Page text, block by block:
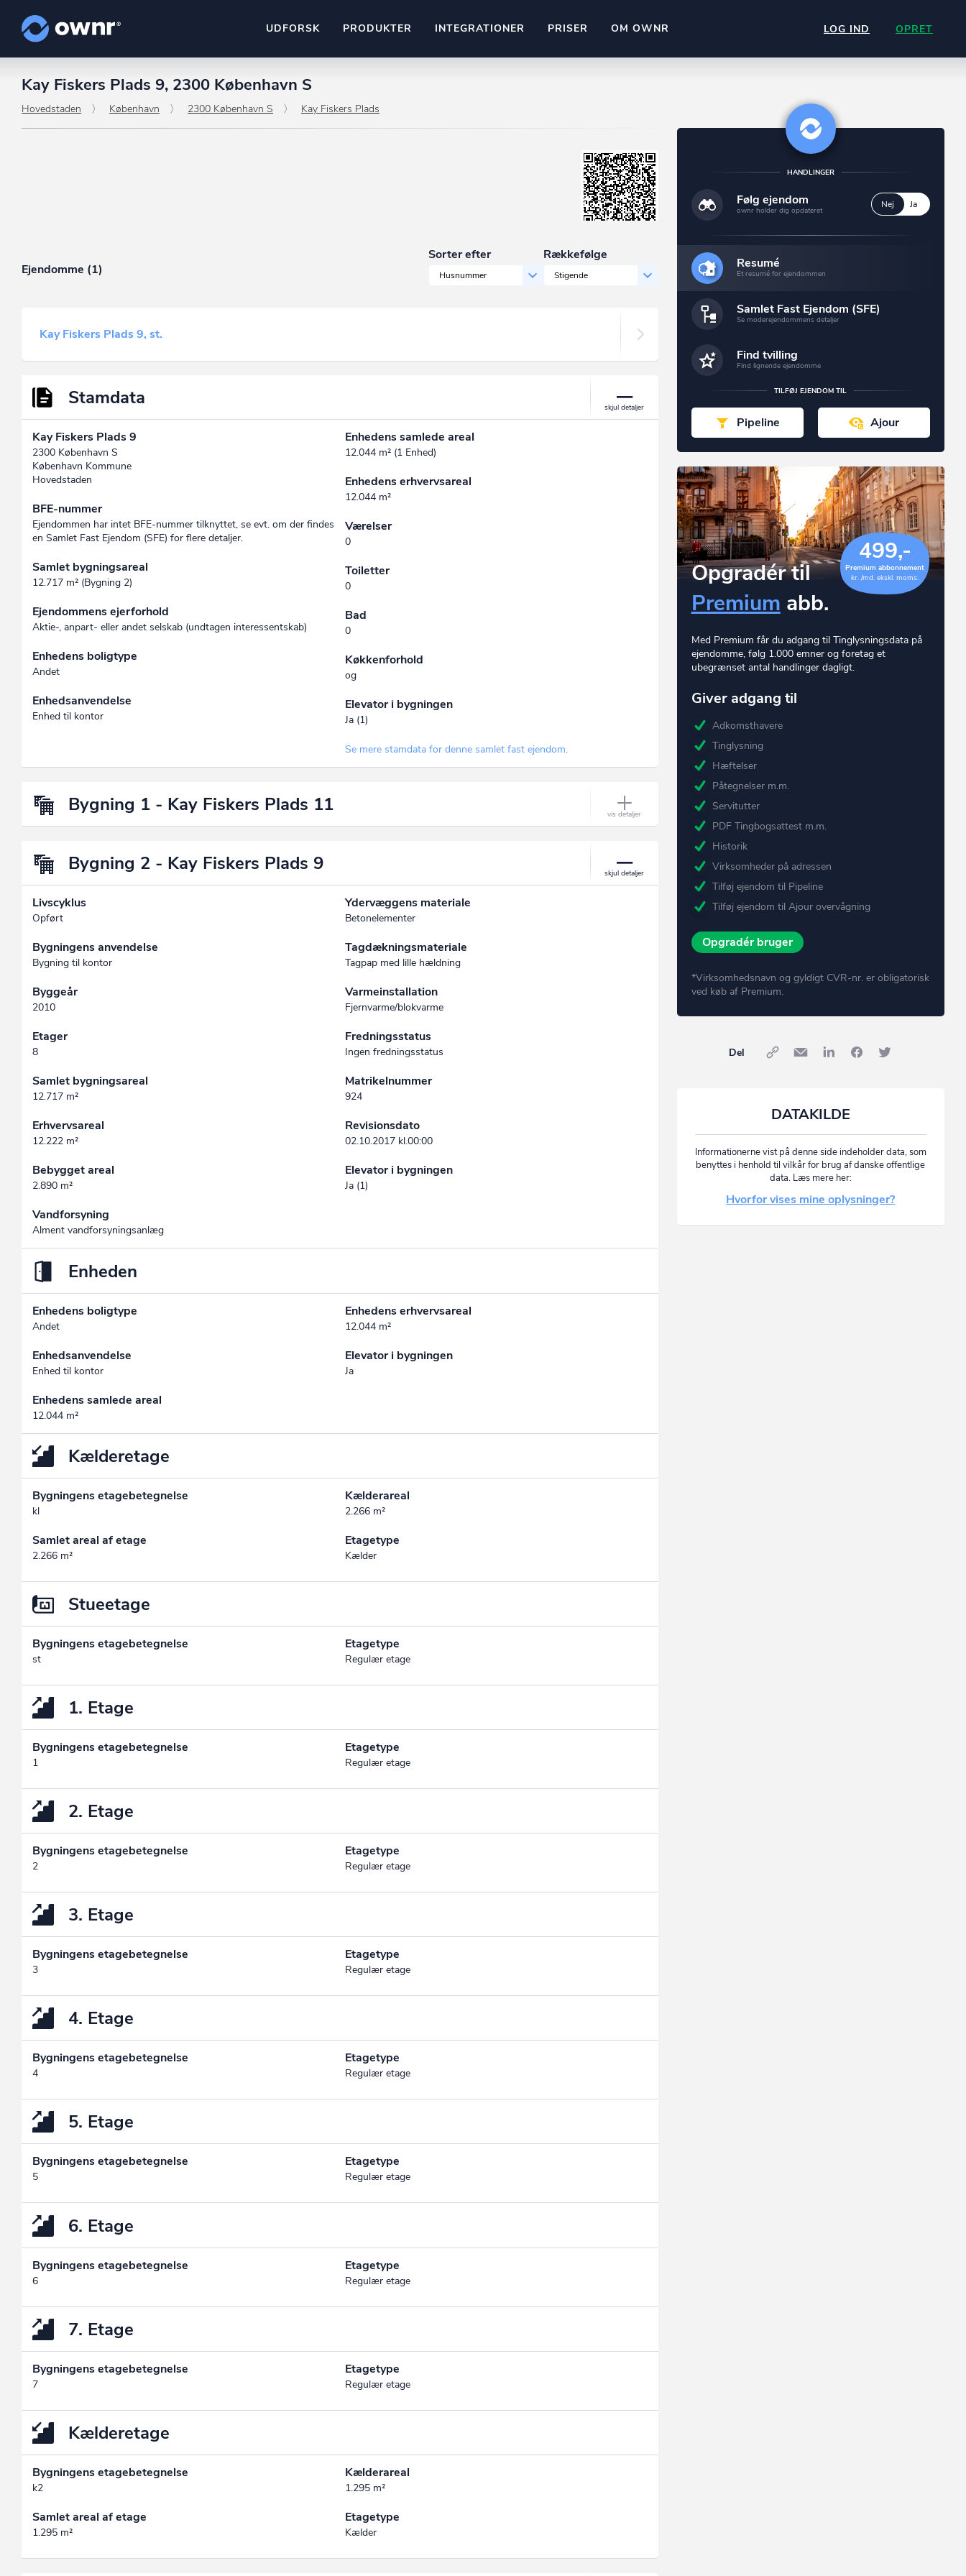
UDFORSK PRODUKTER
ownr Insights
INTEGRATIONER PRISER OM OWNR LOG IND OPRET
Kay Fiskers Plads 9, 2300 København S
Hovedstaden København 2300 København S Kay Fiskers Plads
Ejendomme (1)
Sorter efter
Husnummer
Rækkefølge
Stigende
Kay Fiskers Plads 9, st.
Stamdata
Kay Fiskers Plads 9
2300 København S
København Kommune
Hovedstaden
BFE-nummer
Ejendommen har intet BFE-nummer tilknyttet, se evt. om der findes
en Samlet Fast Ejendom (SFE) for flere detaljer.
Samlet bygningsareal
12.717 m² (Bygning 2)
Ejendommens ejerforhold
Aktie-, anpart- eller andet selskab (undtagen interessent­skab)
Enhedens boligtype
Andet
Enhedsanvendelse
Enhed til kontor
Enhedens samlede areal
12.044 m² (1 Enhed)
Enhedens erhvervsareal
12.044 m²
Værelser
0
Toiletter
0
Bad
0
Køkkenforhold
og
Elevator i bygningen
Ja (1)
Se mere stamdata for denne samlet fast ejendom.
Bygning 1 - Kay Fiskers Plads 11
Bygning 2 - Kay Fiskers Plads 9
Livscyklus
Opført
Bygningens anvendelse
Bygning til kontor
Byggeår
2010
Etager
8
Samlet bygningsareal
12.717 m²
Erhvervsareal
12.222 m²
Bebygget areal
2.890 m²
Vandforsyning
Alment vandforsyningsanlæg
Ydervæggens materiale
Betonelementer
Tagdækningsmateriale
Tagpap med lille hældning
Varmeinstallation
Fjernvarme/blokvarme
Fredningsstatus
Ingen fredningsstatus
Matrikelnummer
924
Revisionsdato
02.10.2017 kl.00:00
Elevator i bygningen
Ja (1)
Enheden
Enhedens boligtype
Andet
Enhedsanvendelse
Enhed til kontor
Enhedens samlede areal
12.044 m²
Enhedens erhvervsareal
12.044 m²
Elevator i bygningen
Ja
Kælderetage
Bygningens etagebetegnelse
kl
Samlet areal af etage
2.266 m²
Kælderareal
2.266 m²
Etagetype
Kælder
Stueetage
Bygningens etagebetegnelse
st
Etagetype
Regulær etage
1. Etage
Bygningens etagebetegnelse
1
Etagetype
Regulær etage
2. Etage
Bygningens etagebetegnelse
2
Etagetype
Regulær etage
3. Etage
Bygningens etagebetegnelse
3
Etagetype
Regulær etage
4. Etage
Bygningens etagebetegnelse
4
Etagetype
Regulær etage
5. Etage
Bygningens etagebetegnelse
5
Etagetype
Regulær etage
6. Etage
Bygningens etagebetegnelse
6
Etagetype
Regulær etage
7. Etage
Bygningens etagebetegnelse
7
Etagetype
Regulær etage
Kælderetage
Bygningens etagebetegnelse
k2
Samlet areal af etage
1.295 m²
Kælderareal
1.295 m²
Etagetype
Kælder
HANDLINGER
Følg ejendom
ownr holder dig opdateret
Nej Ja
Resumé
Et resumé for ejendommen
Samlet Fast Ejendom (SFE)
Se moderejendommens detaljer
Find tvilling
Find lignende ejendomme
TILFØJ EJENDOM TIL
Pipeline Ajour
499,-
Premium abbonnement
kr. /md. ekskl. moms.
Opgradér til
Premium abb.
Med Premium får du adgang til Tinglysningsdata på
ejendomme, følg 1.000 emner og foretag et
ubegrænset antal handlinger dagligt.
Giver adgang til
Adkomsthavere
Tinglysning
Hæftelser
Påtegnelser m.m.
Servitutter
PDF Tingbogsattest m.m.
Historik
Virksomheder på adressen
Tilføj ejendom til Pipeline
Tilføj ejendom til Ajour overvågning
Opgradér bruger
*Virksomhedsnavn og gyldigt CVR-nr. er obligatorisk
ved køb af Premium.
Del
DATAKILDE
Informationerne vist på denne side indeholder data, som
benyttes i henhold til vilkår for brug af danske offentlige
data. Læs mere her:
Hvorfor vises mine oplysninger?